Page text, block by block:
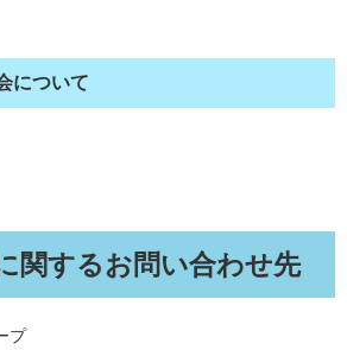
について
関するお問い合わせ先
プ